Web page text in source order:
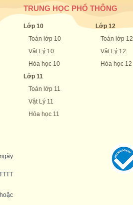
TRUNG HỌC PHỔ THÔNG
Lớp 10
Toán lớp 10
Vật Lý 10
Hóa học 10
Lớp 11
Toán lớp 11
Vật Lý 11
Hóa học 11
Lớp 12
Toán lớp 12
Vật Lý 12
Hóa học 12